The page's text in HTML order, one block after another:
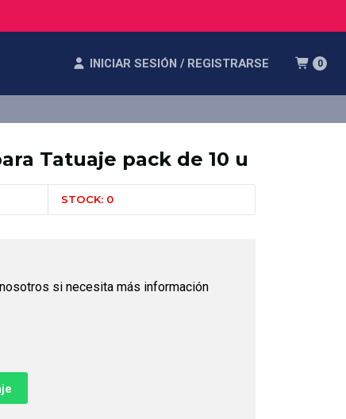
INICIAR SESIÓN / REGISTRARSE 0
Tatuaje pack de 10 u
STOCK: 0
si necesita más información